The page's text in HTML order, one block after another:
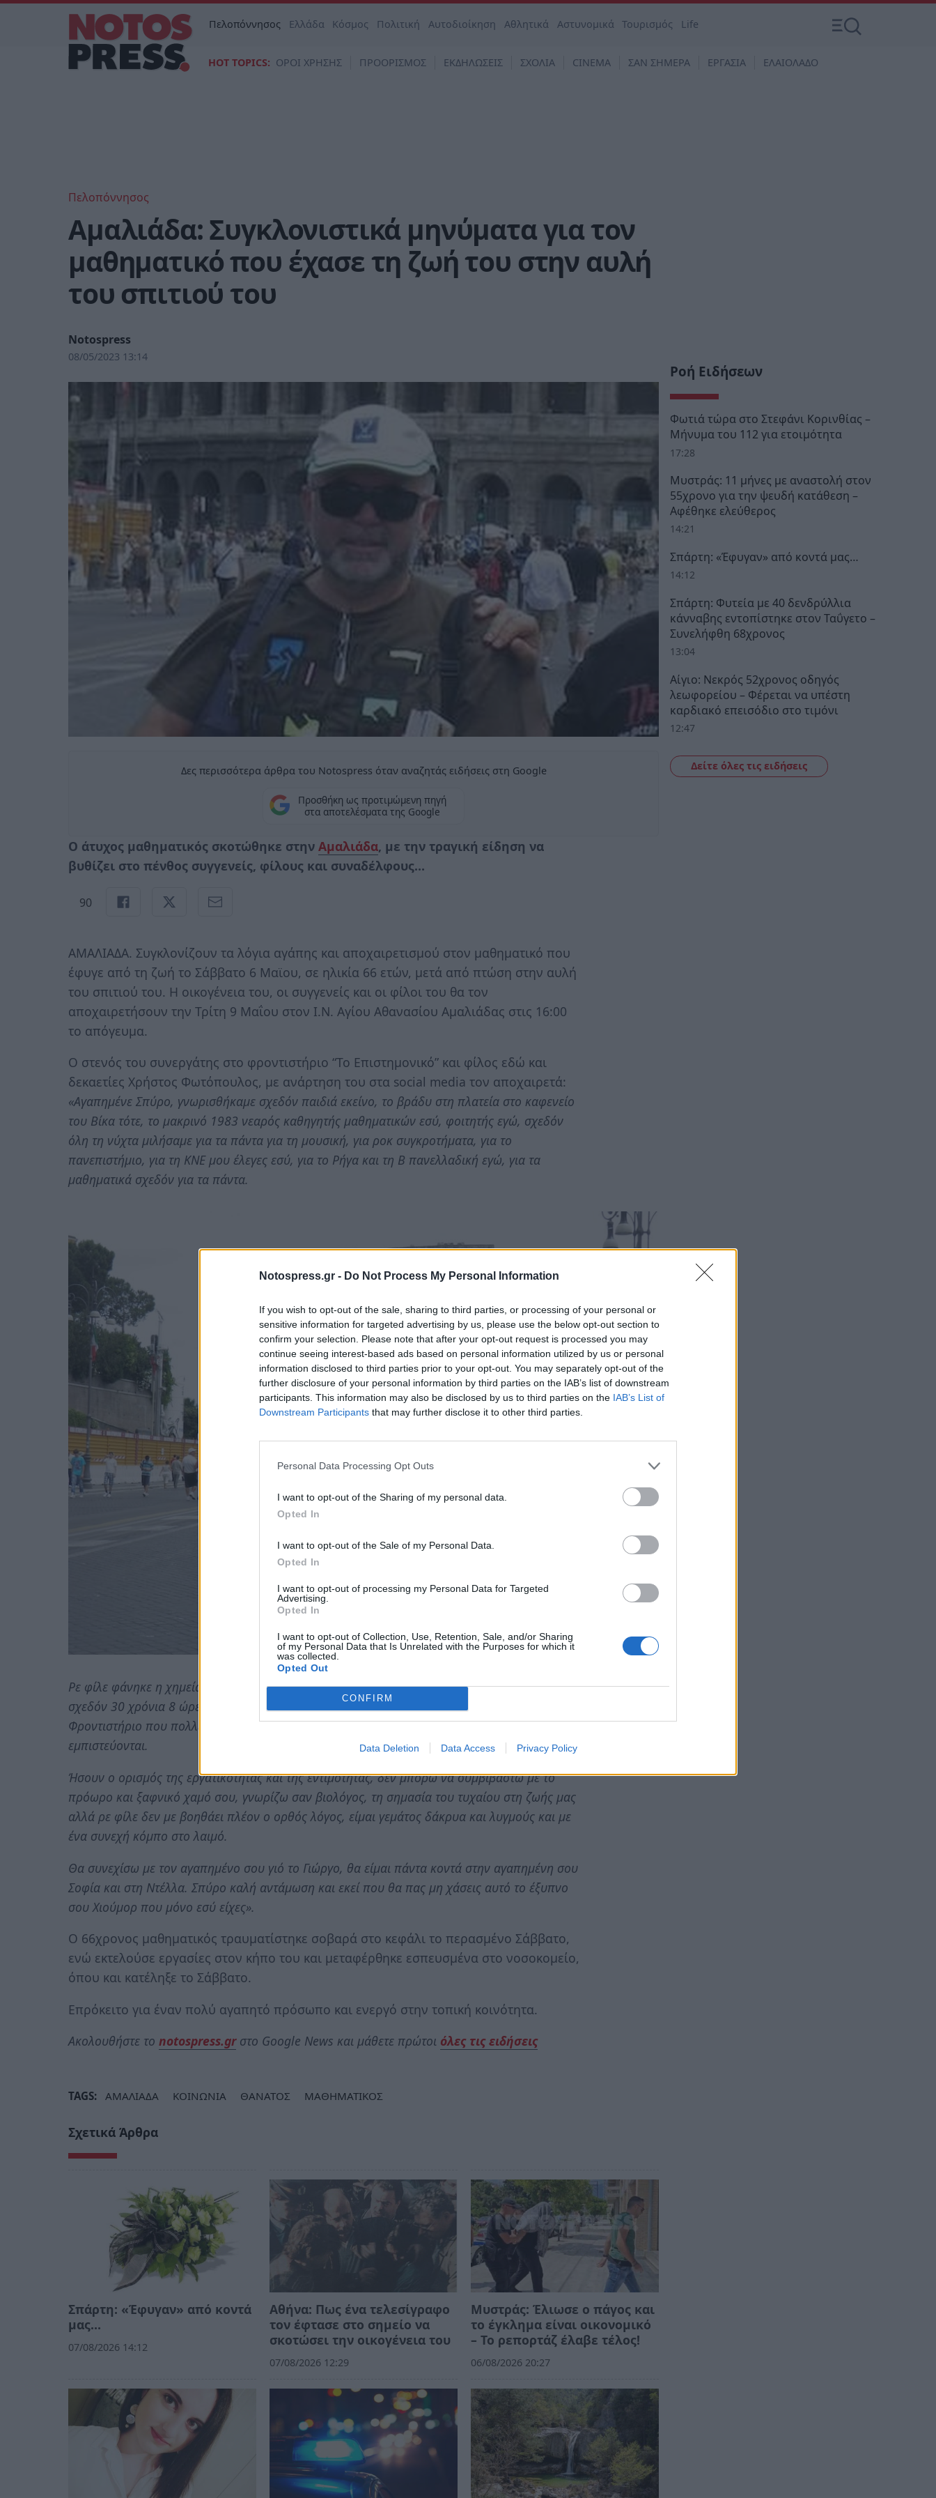
Notospress.gr - Do Not Process My Personal Information
If you wish to opt-out of the sale, sharing to third parties, or processing of your personal or
sensitive information for targeted advertising by us, please use the below opt-out section to
confirm your selection. Please note that after your opt-out request is processed you may
continue seeing interest-based ads based on personal information utilized by us or personal
information disclosed to third parties prior to your opt-out. You may separately opt-out of the
further disclosure of your personal information by third parties on the IAB’s list of downstream
participants. This information may also be disclosed by us to third parties on the IAB’s List of
Downstream Participants that may further disclose it to other third parties.
Personal Data Processing Opt Outs
I want to opt-out of the Sharing of my personal data.
Opted In
I want to opt-out of the Sale of my Personal Data.
Opted In
I want to opt-out of processing my Personal Data for Targeted
Advertising.
Opted In
I want to opt-out of Collection, Use, Retention, Sale, and/or Sharing
of my Personal Data that Is Unrelated with the Purposes for which it
was collected.
Opted Out
CONFIRM
Data Deletion Data Access Privacy Policy
Πελοπόννησος Ελλάδα Κόσμος Πολιτική Αυτοδιοίκηση Αθλητικά Αστυνομικά Τουρισμός Life
HOT TOPICS: ΟΡΟΙ ΧΡΗΣΗΣ ΠΡΟΟΡΙΣΜΟΣ ΕΚΔΗΛΩΣΕΙΣ ΣΧΟΛΙΑ CINEMA ΣΑΝ ΣΗΜΕΡΑ ΕΡΓΑΣΙΑ ΕΛΑΙΟΛΑΔΟ
Πελοπόννησος
Αμαλιάδα: Συγκλονιστικά μηνύματα για τον
μαθηματικό που έχασε τη ζωή του στην αυλή
του σπιτιού του
Notospress
08/05/2023 13:14
Δες περισσότερα άρθρα του Notospress όταν αναζητάς ειδήσεις στη Google
Προσθήκη ως προτιμώμενη πηγή
στα αποτελέσματα της Google
O άτυχος μαθηματικός σκοτώθηκε στην Αμαλιάδα, με την τραγική είδηση να
βυθίζει στο πένθος συγγενείς, φίλους και συναδέλφους…
90
ΑΜΑΛΙΑΔΑ. Συγκλονίζουν τα λόγια αγάπης και αποχαιρετισμού στον μαθηματικό που
έφυγε από τη ζωή το Σάββατο 6 Μαϊου, σε ηλικία 66 ετών, μετά από πτώση στην αυλή
του σπιτιού του. Η οικογένεια του, οι συγγενείς και οι φίλοι του θα τον
αποχαιρετήσουν την Τρίτη 9 Μαΐου στον Ι.Ν. Αγίου Αθανασίου Αμαλιάδας στις 16:00
το απόγευμα.
Ο στενός του συνεργάτης στο φροντιστήριο “Το Επιστημονικό” και φίλος εδώ και
δεκαετίες Χρήστος Φωτόπουλος, με ανάρτηση του στα social media τον αποχαιρετά:
«Αγαπημένε Σπύρο, γνωρισθήκαμε σχεδόν παιδιά εκείνο, το βράδυ στη πλατεία στο καφενείο
του Βίκα τότε, το μακρινό 1983 νεαρός καθηγητής μαθηματικών εσύ, φοιτητής εγώ, σχεδόν
όλη τη νύχτα μιλήσαμε για τα πάντα για τη μουσική, για ροκ συγκροτήματα, για το
πανεπιστήμιο, για τη ΚΝΕ μου έλεγες εσύ, για το Ρήγα και τη Β πανελλαδική εγώ, για τα
μαθηματικά σχεδόν για τα πάντα.
Ρε φίλε φάνηκε η χημεία μας από τη πρώτη βραδιά. Η ζωή τα έφερε να περάσουμε μαζί
σχεδόν 30 χρόνια 8 ώρες μαζί κάθε μέρα. Δημιουργήσαμε μαζί κάτι πολύ ωραίο ένα
Φροντιστήριο που πολλές γενιές παιδιών της πόλης μας συνεχίζουν να το αγαπάνε και να το
εμπιστεύονται.
Ήσουν ο ορισμός της εργατικότητας και της εντιμότητας, δεν μπορώ να συμβιβαστώ με το
πρόωρο και ξαφνικό χαμό σου, γνωρίζω σαν βιολόγος, τη σημασία του τυχαίου στη ζωής μας
αλλά ρε φίλε δεν με βοηθάει πλέον ο ορθός λόγος, είμαι γεμάτος δάκρυα και λυγμούς και με
ένα συνεχή κόμπο στο λαιμό.
Θα συνεχίσω με τον αγαπημένο σου γιό το Γιώργο, θα είμαι πάντα κοντά στην αγαπημένη σου
Σοφία και στη Ντέλλα. Σπύρο καλή αντάμωση και εκεί που θα πας μη χάσεις αυτό το έξυπνο
σου Χιούμορ που μόνο εσύ είχες».
Ο 66χρονος μαθηματικός τραυματίστηκε σοβαρά στο κεφάλι το περασμένο Σάββατο,
ενώ εκτελούσε εργασίες στον κήπο του και μεταφέρθηκε εσπευσμένα στο νοσοκομείο,
όπου και κατέληξε το Σάββατο.
Επρόκειτο για έναν πολύ αγαπητό πρόσωπο και ενεργό στην τοπική κοινότητα.
Ακολουθήστε το notospress.grστο Google News και μάθετε πρώτοι όλες τις ειδήσεις
TAGS: ΑΜΑΛΙΑΔΑ ΚΟΙΝΩΝΙΑ ΘΑΝΑΤΟΣ ΜΑΘΗΜΑΤΙΚΟΣ
Σχετικά Άρθρα
Σπάρτη: «Έφυγαν» από κοντά
μας…
07/08/2026 14:12
Αθήνα: Πως ένα τελεσίγραφο
τον έφτασε στο σημείο να
σκοτώσει την οικογένεια του
07/08/2026 12:29
Μυστράς: Έλιωσε ο πάγος και
το έγκλημα είναι οικονομικό
– Το ρεπορτάζ έλαβε τέλος!
06/08/2026 20:27
Ροή Ειδήσεων
Φωτιά τώρα στο Στεφάνι Κορινθίας –
Μήνυμα του 112 για ετοιμότητα
17:28
Μυστράς: 11 μήνες με αναστολή στον
55χρονο για την ψευδή κατάθεση –
Αφέθηκε ελεύθερος
14:21
Σπάρτη: «Έφυγαν» από κοντά μας…
14:12
Σπάρτη: Φυτεία με 40 δενδρύλλια
κάνναβης εντοπίστηκε στον Ταΰγετο –
Συνελήφθη 68χρονος
13:04
Αίγιο: Νεκρός 52χρονος οδηγός
λεωφορείου – Φέρεται να υπέστη
καρδιακό επεισόδιο στο τιμόνι
12:47
Δείτε όλες τις ειδήσεις